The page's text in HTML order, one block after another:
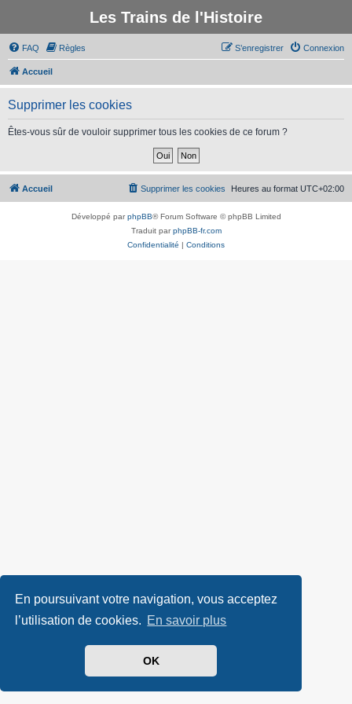
En poursuivant votre navigation, vous acceptez
l’utilisation de cookies. En savoir plus
OK
Les Trains de l'Histoire
FAQ Règles Connexion
S’enregistrer
Accueil
Supprimer les cookies
Êtes-vous sûr de vouloir supprimer tous les cookies de ce forum ?
Accueil Heures au format UTC+02:00
Supprimer les cookies
Développé parphpBB® Forum Software © phpBB Limited
Traduit parphpBB-fr.com
Confidentialité | Conditions